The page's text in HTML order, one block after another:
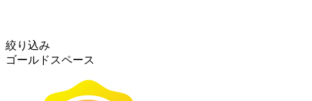
絞り込み
ゴールドスペース